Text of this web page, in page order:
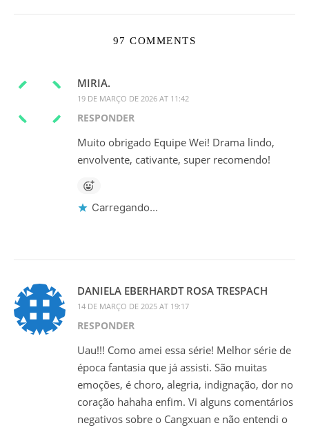
97 COMMENTS
MIRIA.
19 DE MARÇO DE 2026 AT 11:42
RESPONDER
Muito obrigado Equipe Wei! Drama lindo,
envolvente, cativante, super recomendo!
Carregando...
DANIELA EBERHARDT ROSA TRESPACH
14 DE MARÇO DE 2025 AT 19:17
RESPONDER
Uau!!! Como amei essa série! Melhor série de
época fantasia que já assisti. São muitas
emoções, é choro, alegria, indignação, dor no
coração hahaha enfim. Vi alguns comentários
negativos sobre o Cangxuan e não entendi o